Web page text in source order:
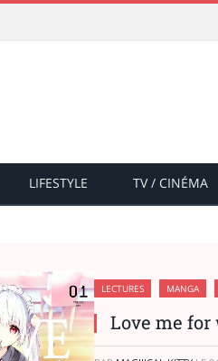
LIFESTYLE TV / CINÉMA
LECTURES MANGA
Love me for